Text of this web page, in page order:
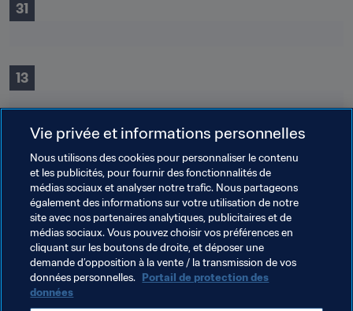
31
13
Thèmes en lien
Vie privée et informations personnelles
Nous utilisons des cookies pour personnaliser le contenu
et les publicités, pour fournir des fonctionnalités de
médias sociaux et analyser notre trafic. Nous partageons
également des informations sur votre utilisation de notre
site avec nos partenaires analytiques, publicitaires et de
médias sociaux. Vous pouvez choisir vos préférences en
cliquant sur les boutons de droite, et déposer une
demande d’opposition à la vente / la transmission de vos
données personnelles. Portail de protection des
données